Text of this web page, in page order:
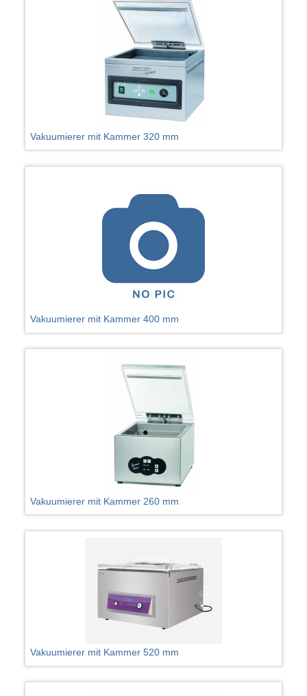
Vakuumierer mit Kammer 320 mm
Vakuumierer mit Kammer 400 mm
Vakuumierer mit Kammer 260 mm
Vakuumierer mit Kammer 520 mm